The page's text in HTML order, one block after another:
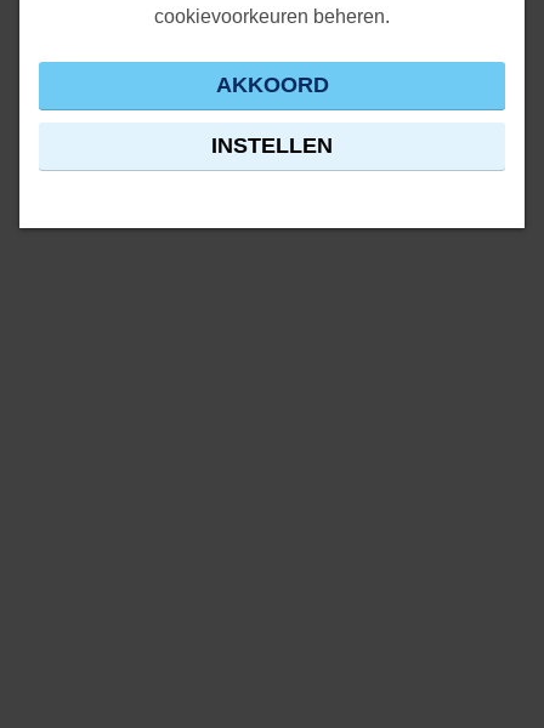
cookievoorkeuren beheren.
AKKOORD
INSTELLEN